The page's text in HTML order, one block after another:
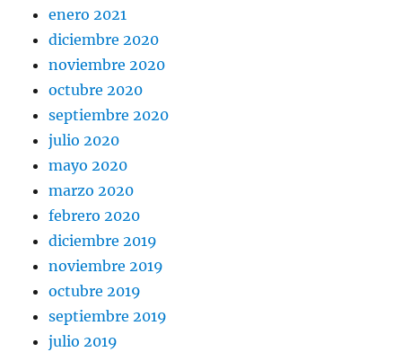
enero 2021
diciembre 2020
noviembre 2020
octubre 2020
septiembre 2020
julio 2020
mayo 2020
marzo 2020
febrero 2020
diciembre 2019
noviembre 2019
octubre 2019
septiembre 2019
julio 2019